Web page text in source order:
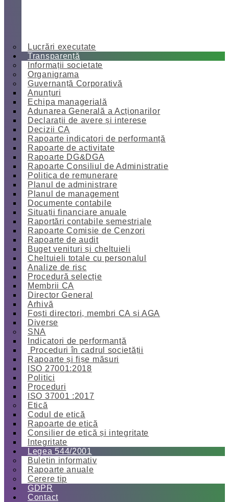
Lucrări executate
Transparență
Informații societate
Organigrama
Guvernanță Corporativă
Anunțuri
Echipa managerială
Adunarea Generală a Acționarilor
Declarații de avere și interese
Decizii CA
Rapoarte indicatori de performanță
Rapoarte de activitate
Rapoarte DG&DGA
Rapoarte Consiliul de Administratie
Politica de remunerare
Planul de administrare
Planul de management
Documente contabile
Situații financiare anuale
Raportări contabile semestriale
Rapoarte Comisie de Cenzori
Rapoarte de audit
Buget venituri și cheltuieli
Cheltuieli totale cu personalul
Analize de risc
Procedură selecție
Membrii CA
Director General
Arhivă
Foști directori, membri CA și AGA
Diverse
SNA
Indicatori de performanță
Proceduri în cadrul societății
Rapoarte și fișe măsuri
ISO 27001:2018
Politici
Proceduri
ISO 37001 :2017
Etică
Codul de etică
Rapoarte de etică
Consilier de etică și integritate
Integritate
Legea 544/2001
Buletin informativ
Rapoarte anuale
Cerere tip
GDPR
Contact